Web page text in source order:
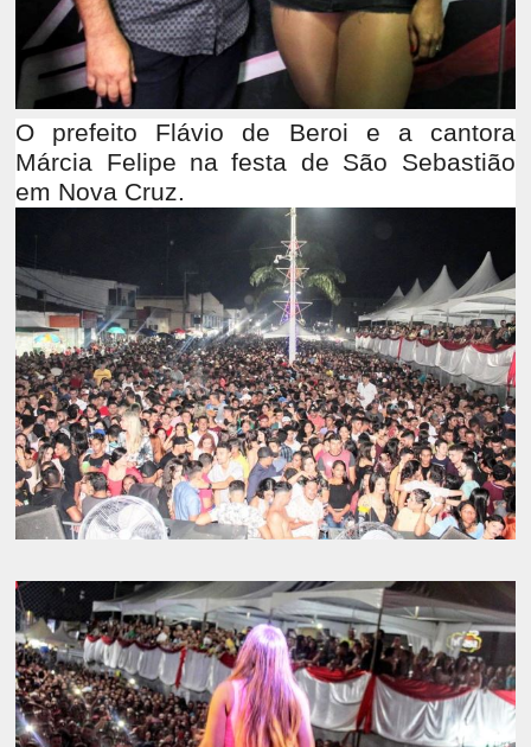
O prefeito Flávio de Beroi e a cantora
Márcia Felipe na festa de São Sebastião
em Nova Cruz.